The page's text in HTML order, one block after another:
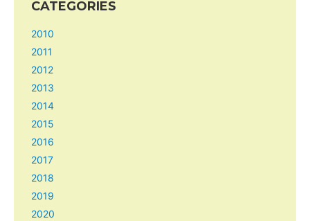
CATEGORIES
2010
2011
2012
2013
2014
2015
2016
2017
2018
2019
2020